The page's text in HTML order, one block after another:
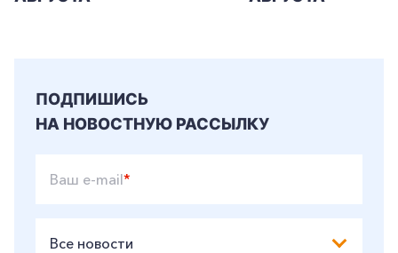
ПОДПИШИСЬ
НА НОВОСТНУЮ РАССЫЛКУ
Ваш e-mail*
Все новости